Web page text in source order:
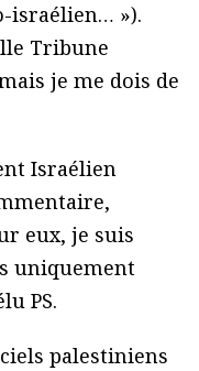
israélien… »).
Tribune
je me dois de
Israélien
eux, je suis
uniquement
PS.
palestiniens